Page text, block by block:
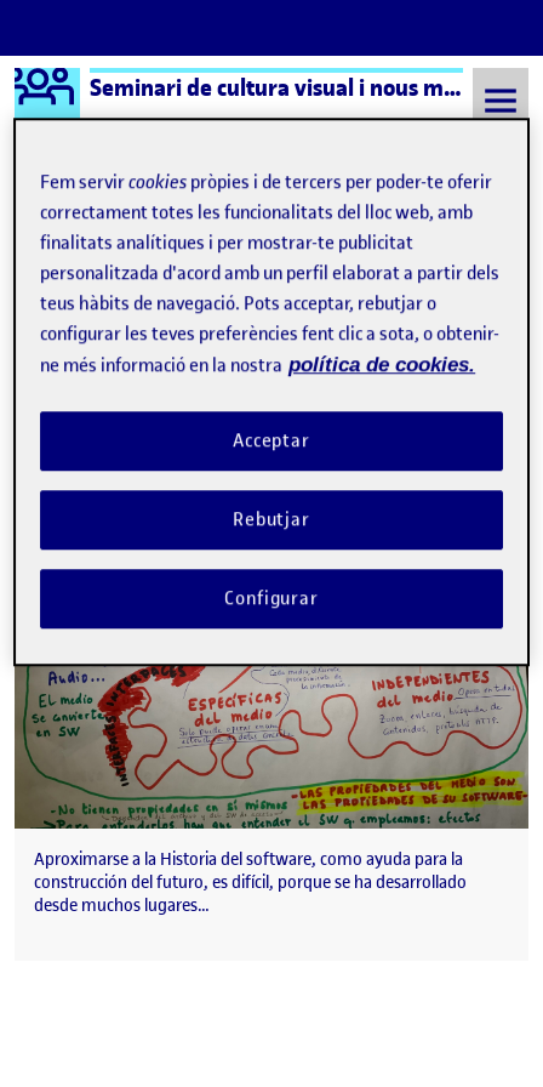
Saltar al contingut
Logo Ágora Seminari de cultura visual i nous mitjans – Aula 1
Semestre 20231 - Aula 1 Medios como Componentes de otros Medios
Medios como
Componentes de otros
Publicat per Necesidad de entender el software: tres mapas
Publicat per
Úrsula Bischofberger Valdes
Data de publicació18 gener, 2025 3:19 pm
-comentariel Necesidad de entender el
Aproximarse a la Historia del software, como ayuda para la
construcción del futuro, es difícil, porque se ha desarrollado
desde muchos lugares…
Fem servircookies pròpies i de tercers per poder-te oferir
correctament totes les funcionalitats del lloc web, amb
finalitats analítiques i per mostrar-te publicitat
personalitzada d'acord amb un perfil elaborat a partir dels
teus hàbits de navegació. Pots acceptar, rebutjar o
configurar les teves preferències fent clic a sota, o obtenir-
ne més informació en la nostra política de cookies.
Rebutjar
Acceptar
Configurar